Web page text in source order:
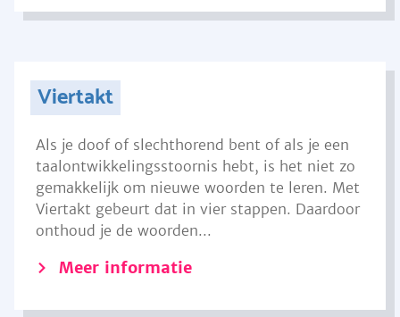
Viertakt
Als je doof of slechthorend bent of als je een
taalontwikkelingsstoornis hebt, is het niet zo
gemakkelijk om nieuwe woorden te leren. Met
Viertakt gebeurt dat in vier stappen. Daardoor
onthoud je de woorden...
Meer informatie